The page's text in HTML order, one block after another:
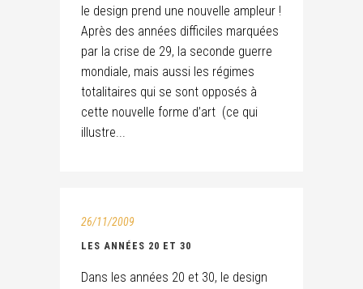
le design prend une nouvelle ampleur !
Après des années difficiles marquées
par la crise de 29, la seconde guerre
mondiale, mais aussi les régimes
totalitaires qui se sont opposés à
cette nouvelle forme d’art (ce qui
illustre...
26/11/2009
LES ANNÉES 20 ET 30
Dans les années 20 et 30, le design